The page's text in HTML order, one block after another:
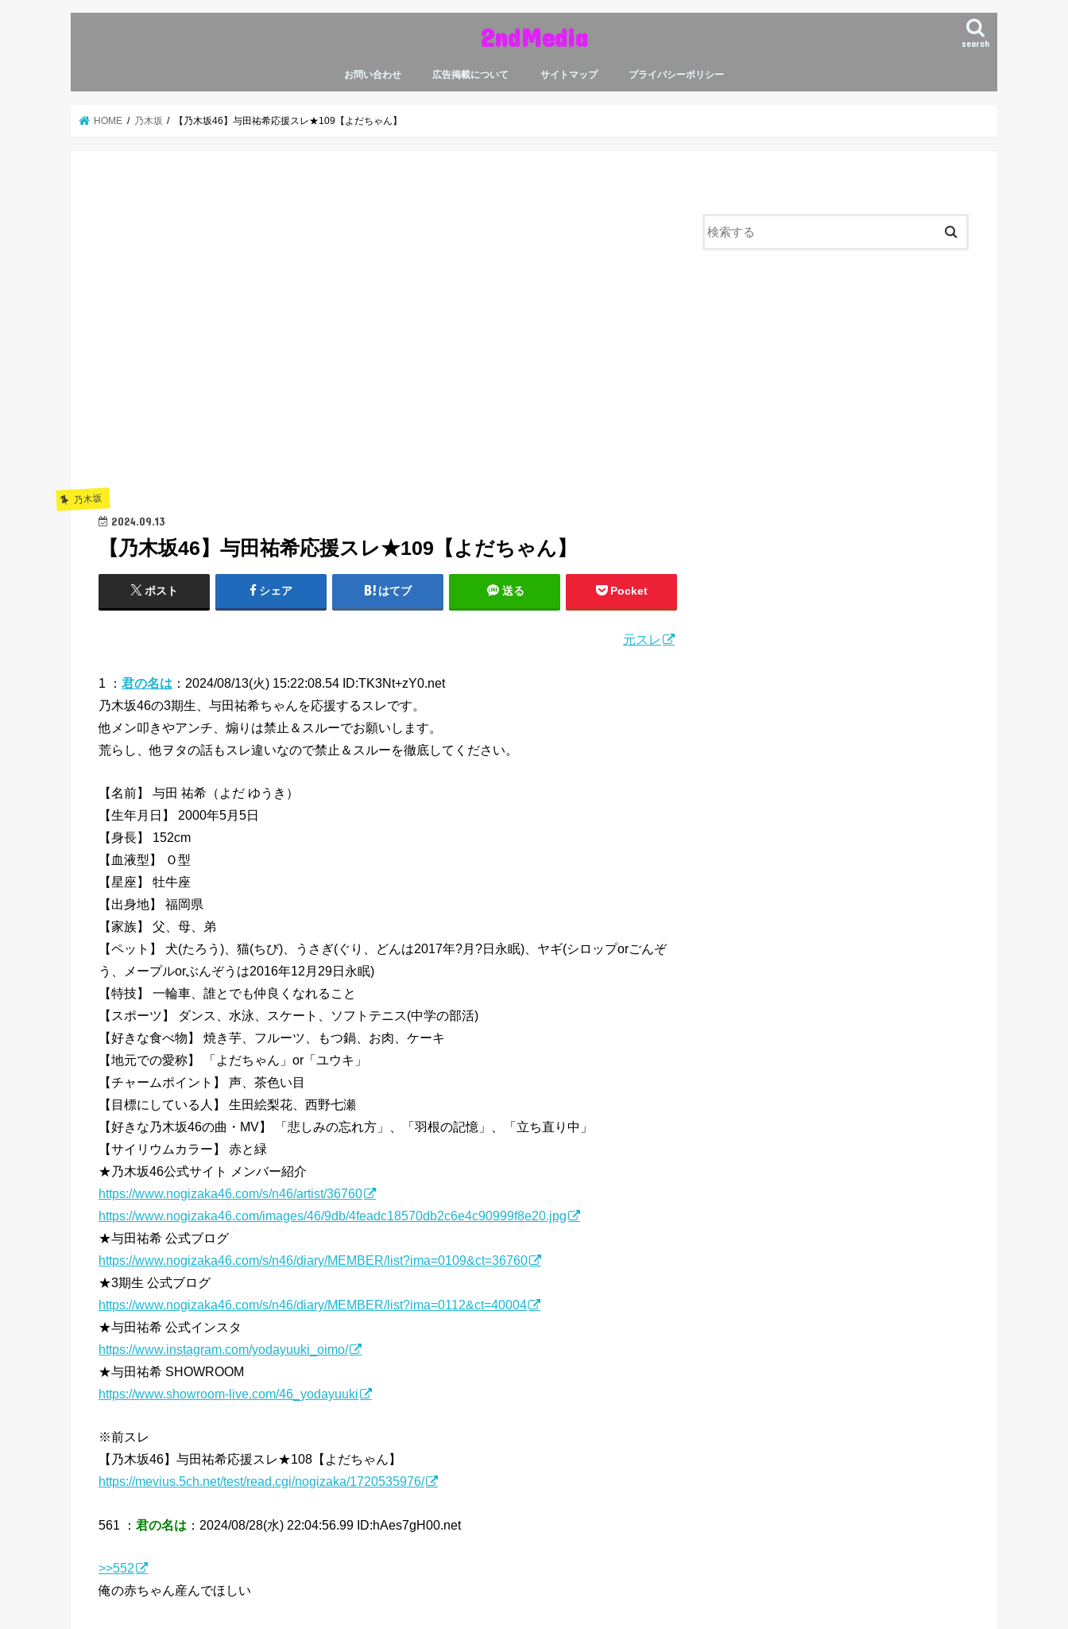
2ndMedia search
お問い合わせ 広告掲載について サイトマップ プライバシーポリシー
HOME 乃木坂 【乃木坂46】与田祐希応援スレ★109【よだちゃん】
乃木坂
2024.09.13
【乃木坂46】与田祐希応援スレ★109【よだちゃん】
ポスト シェア はてブ 送る Pocket
元スレ
1 ： 君の名は ：2024/08/13(火) 15:22:08.54 ID:TK3Nt+zY0.net
乃木坂46の3期生、与田祐希ちゃんを応援するスレです。
他メン叩きやアンチ、煽りは禁止＆スルーでお願いします。
荒らし、他ヲタの話もスレ違いなので禁止＆スルーを徹底してください。
【名前】 与田 祐希（よだ ゆうき）
【生年月日】 2000年5月5日
【身長】 152cm
【血液型】 Ｏ型
【星座】 牡牛座
【出身地】 福岡県
【家族】 父、母、弟
【ペット】 犬(たろう)、猫(ちび)、うさぎ(ぐり、どんは2017年?月?日永眠)、ヤギ(シロップorごんぞ
う、メープルorぶんぞうは2016年12月29日永眠)
【特技】 一輪車、誰とでも仲良くなれること
【スポーツ】 ダンス、水泳、スケート、ソフトテニス(中学の部活)
【好きな食べ物】 焼き芋、フルーツ、もつ鍋、お肉、ケーキ
【地元での愛称】 「よだちゃん」or「ユウキ」
【チャームポイント】 声、茶色い目
【目標にしている人】 生田絵梨花、西野七瀬
【好きな乃木坂46の曲・MV】 「悲しみの忘れ方」、「羽根の記憶」、「立ち直り中」
【サイリウムカラー】 赤と緑
★乃木坂46公式サイト メンバー紹介
https://www.nogizaka46.com/s/n46/artist/36760
https://www.nogizaka46.com/images/46/9db/4feadc18570db2c6e4c90999f8e20.jpg
★与田祐希 公式ブログ
https://www.nogizaka46.com/s/n46/diary/MEMBER/list?ima=0109&ct=36760
★3期生 公式ブログ
https://www.nogizaka46.com/s/n46/diary/MEMBER/list?ima=0112&ct=40004
★与田祐希 公式インスタ
https://www.instagram.com/yodayuuki_oimo/
★与田祐希 SHOWROOM
https://www.showroom-live.com/46_yodayuuki
※前スレ
【乃木坂46】与田祐希応援スレ★108【よだちゃん】
https://mevius.5ch.net/test/read.cgi/nogizaka/1720535976/
561 ： 君の名は ：2024/08/28(水) 22:04:56.99 ID:hAes7gH00.net
>>552
俺の赤ちゃん産んでほしい